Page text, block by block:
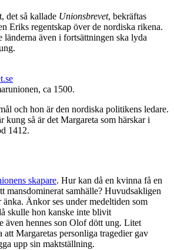
det så kallade Unionsbrevet, bekräftas
Eriks regentskap över de nordiska rikena.
länderna även i fortsättningen ska lyda
ca 1500.
och hon är den nordiska politikens ledare.
kung så är det Margareta som härskar i
1412.
skapare. Hur kan då en kvinna få en
mansdominerat samhälle? Huvudsakligen
Änkor ses under medeltiden som
skulle hon kanske inte blivit
även hennes son Olof dött ung. Litet
att Margaretas personliga tragedier gav
upp sin maktställning.